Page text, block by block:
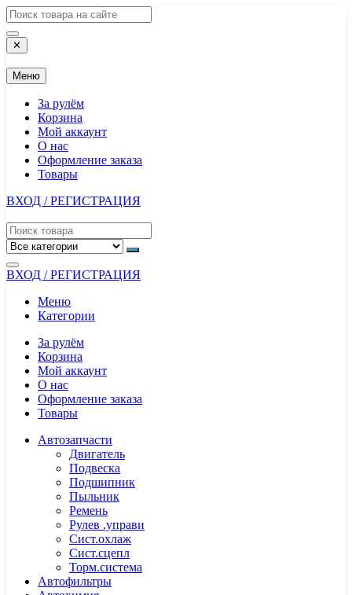
Перейти
к
содержимому
✕
Меню
За рулём
Корзина
Мой аккаунт
О нас
Оформление заказа
Товары
ВХОД / РЕГИСТРАЦИЯ
ВХОД / РЕГИСТРАЦИЯ
Меню
Категории
За рулём
Корзина
Мой аккаунт
О нас
Оформление заказа
Товары
Автозапчасти
Двигатель
Подвеска
Подшипник
Пыльник
Ремень
Рулев .управи
Сист.охлаж
Сист.сцепл
Торм.система
Автофильтры